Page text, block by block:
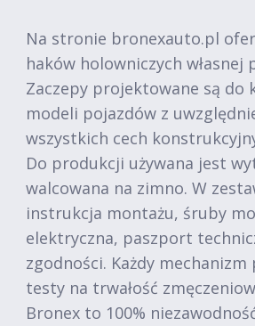
Na stronie bronexauto.pl
haków holowniczych własnej
Zaczepy projektowane są do
modeli pojazdów z
wszystkich cech
Do produkcji używana jest
walcowana na zimno. W
instrukcja montażu, śruby
elektryczna, paszport
zgodności. Każdy mechanizm
testy na trwałość
Bronex to 100%